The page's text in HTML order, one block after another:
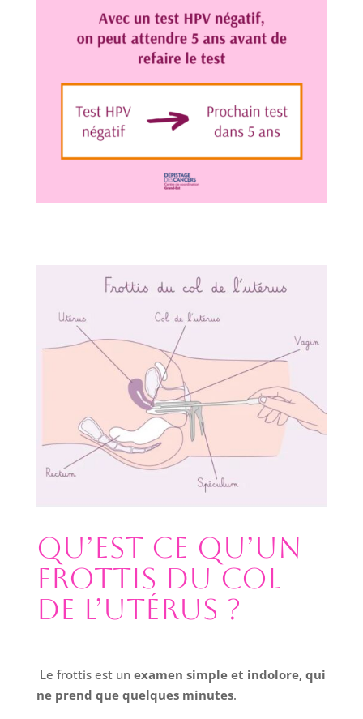
Qu’est ce qu’un
frottis du col
de l’utérus ?
Le frottis est un examen simple et indolore, qui
ne prend que quelques minutes.